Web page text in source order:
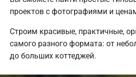
проектов с фотографиями и
Строим красивые, практичные,
самого разного формата: от
до больших коттеджей.